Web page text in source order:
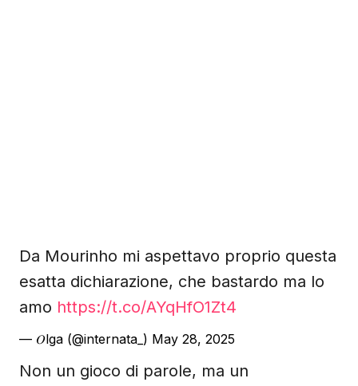
Da Mourinho mi aspettavo proprio questa
esatta dichiarazione, che bastardo ma lo
amo https://t.co/AYqHfO1Zt4
— 𝑂lga (@internata_) May 28, 2025
Non un gioco di parole, ma un